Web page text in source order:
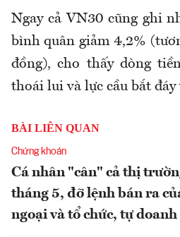
Ngay cả VN30 cũng ghi
bình quân giảm 4,2%
đồng), cho thấy dòng
thoái lui và lực cầu bắt đáy
BÀI LIÊN QUAN
Chứng khoán
Cá nhân "cân" cả thị
tháng 5, đỡ lệnh bán ra
ngoại và tổ chức, tự doanh